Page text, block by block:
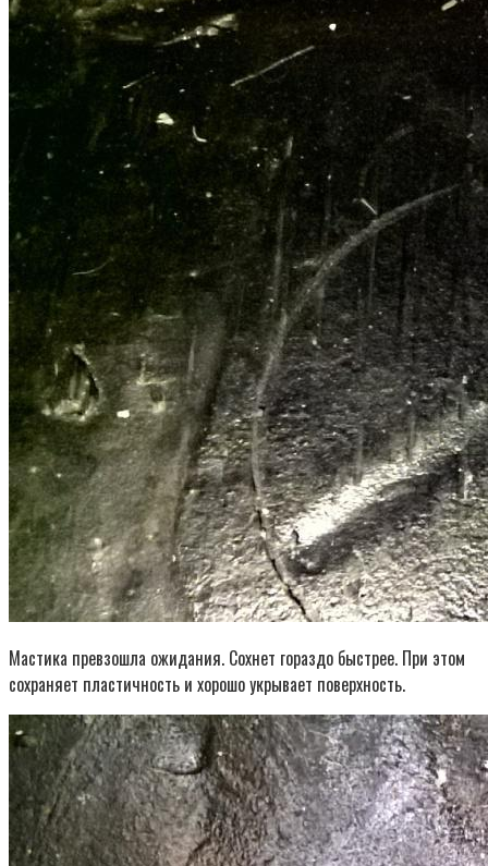
Мастика превзошла ожидания. Сохнет гораздо быстрее. При этом
сохраняет пластичность и хорошо укрывает поверхность.